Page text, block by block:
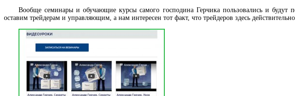
Вообще семинары и обучающие курсы самого господина Герчика пользовались и будут
оставим трейдерам и управляющим, а нам интересен тот факт, что трейдеров здесь